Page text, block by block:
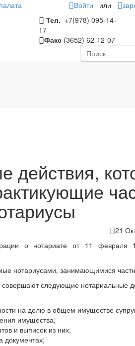
Войти или
Тел. +7(978) 095-14-
17
Факс (3652) 62-12-07
действия,
21
о нотариате от 11 февраля
нотариусами, занимающимися
следующие нотариальные
на долю в общем имуществе
имущества;
и выписок из них;
документах;